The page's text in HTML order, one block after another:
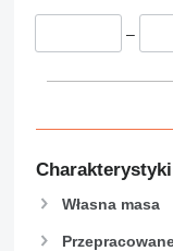
826
906
910
918
924
–
Charakterystyki
Własna masa